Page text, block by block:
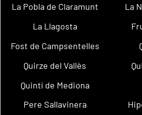
La Pobla de Claramunt
La
La Llagosta
Fost de Campsentelles
Quirze del Vallès
Quintí de Mediona
Pere Sallavinera